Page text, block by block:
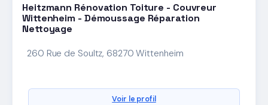
Heitzmann Rénovation Toiture - Couvreur
Wittenheim - Démoussage Réparation
Nettoyage
260 Rue de Soultz, 68270 Wittenheim
Voir le profil